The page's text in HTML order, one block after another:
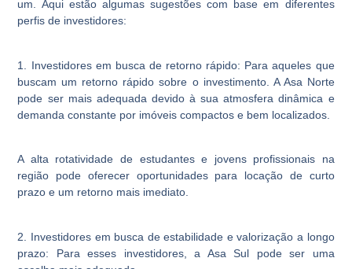
um. Aqui estão algumas sugestões com base em diferentes
perfis de investidores:
1. Investidores em busca de retorno rápido: Para aqueles que
buscam um retorno rápido sobre o investimento. A Asa Norte
pode ser mais adequada devido à sua atmosfera dinâmica e
demanda constante por imóveis compactos e bem localizados.
A alta rotatividade de estudantes e jovens profissionais na
região pode oferecer oportunidades para locação de curto
prazo e um retorno mais imediato.
2. Investidores em busca de estabilidade e valorização a longo
prazo: Para esses investidores, a Asa Sul pode ser uma